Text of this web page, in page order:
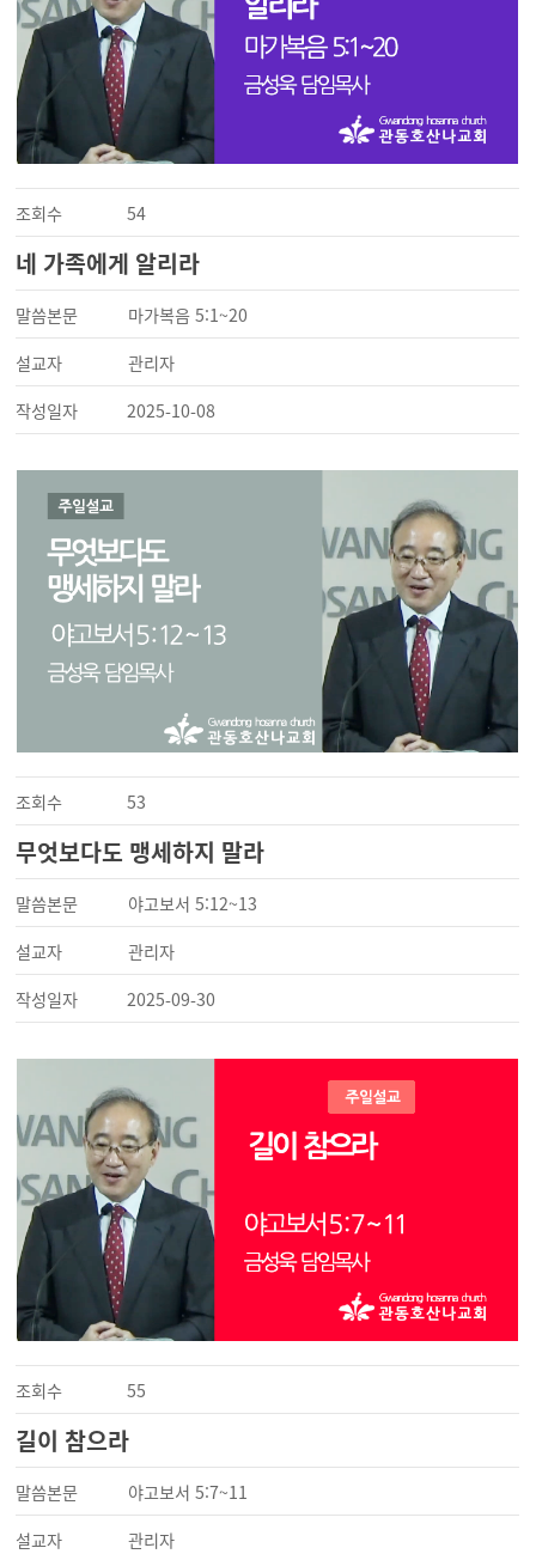
조회수 54
네 가족에게 알리라
말씀본문
마가복음 5:1~20
설교자
관리자
작성일자
2025-10-08
조회수 53
무엇보다도 맹세하지 말라
말씀본문
야고보서 5:12~13
설교자
관리자
작성일자
2025-09-30
조회수 55
길이 참으라
말씀본문
야고보서 5:7~11
설교자
관리자